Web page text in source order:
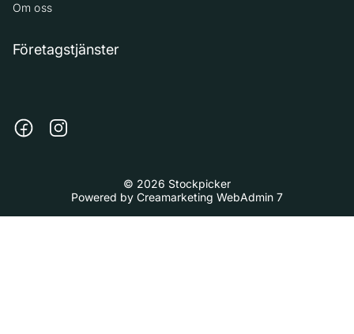
Om oss
Företagstjänster
© 2026 Stockpicker
Powered by Creamarketing WebAdmin 7